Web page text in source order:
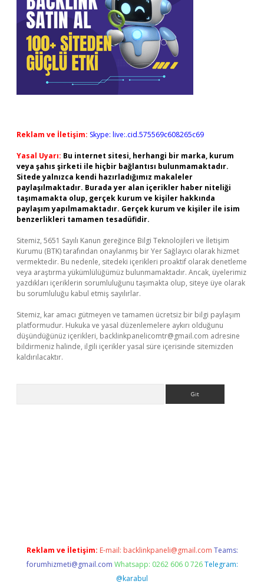
Reklam ve İletişim: Skype: live:.cid.575569c608265c69
Yasal Uyarı: Bu internet sitesi, herhangi bir marka, kurum
veya şahıs şirketi ile hiçbir bağlantısı bulunmamaktadır.
Sitede yalnızca kendi hazırladığımız makaleler
paylaşılmaktadır. Burada yer alan içerikler haber niteliği
taşımamakta olup, gerçek kurum ve kişiler hakkında
paylaşım yapılmamaktadır. Gerçek kurum ve kişiler ile isim
benzerlikleri tamamen tesadüfidir.
Sitemiz, 5651 Sayılı Kanun gereğince Bilgi Teknolojileri ve İletişim
Kurumu (BTK) tarafından onaylanmış bir Yer Sağlayıcı olarak hizmet
vermektedir. Bu nedenle, sitedeki içerikleri proaktif olarak denetleme
veya araştırma yükümlülüğümüz bulunmamaktadır. Ancak, üyelerimiz
yazdıkları içeriklerin sorumluluğunu taşımakta olup, siteye üye olarak
bu sorumluluğu kabul etmiş sayılırlar.
Sitemiz, kar amacı gütmeyen ve tamamen ücretsiz bir bilgi paylaşım
platformudur. Hukuka ve yasal düzenlemelere aykırı olduğunu
düşündüğünüz içerikleri, backlinkpanelicomtr@gmail.com adresine
bildirmeniz halinde, ilgili içerikler yasal süre içerisinde sitemizden
kaldırılacaktır.
Reklam ve İletişim: E-mail: backlinkpaneli@gmail.com Teams:
forumhizmeti@gmail.com Whatsapp: 0262 606 0 726 Telegram:
@karabul